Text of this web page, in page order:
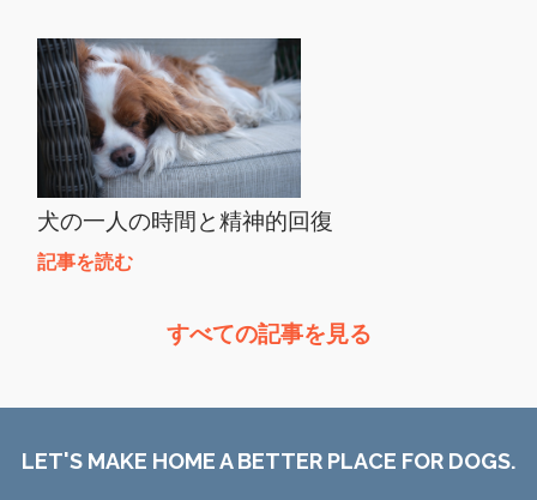
犬の一人の時間と精神的回復
記事を読む
すべての記事を見る
LET'S MAKE HOME A BETTER PLACE FOR DOGS.